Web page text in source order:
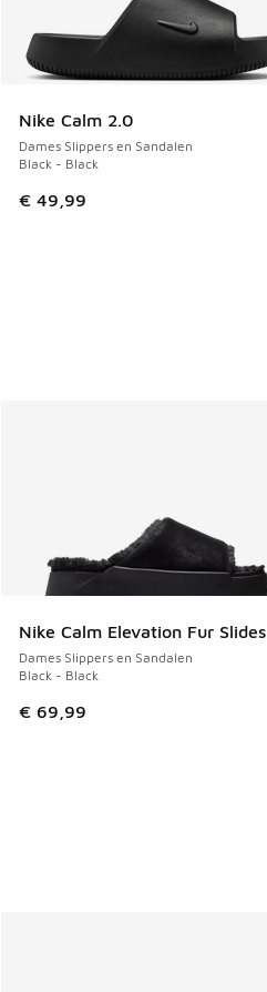
Nike Calm 2.0
Dames Slippers en Sandalen
Black - Black
€ 49,99
Nike Calm Elevation Fur Slides
Dames Slippers en Sandalen
Black - Black
€ 69,99